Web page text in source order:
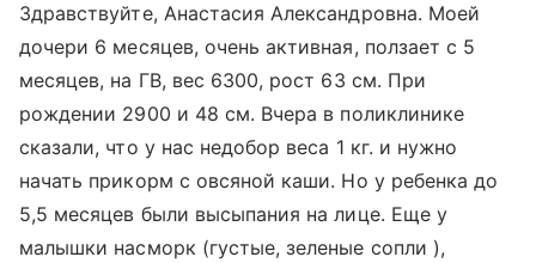
Здравствуйте, Анастасия Александровна. Моей
дочери 6 месяцев, очень активная, ползает с 5
месяцев, на ГВ, вес 6300, рост 63 см. При
рождении 2900 и 48 см. Вчера в поликлинике
сказали, что у нас недобор веса 1 кг. и нужно
начать прикорм с овсяной каши. Но у ребенка до
5,5 месяцев были высыпания на лице. Еще у
малышки насморк (густые, зеленые сопли ),